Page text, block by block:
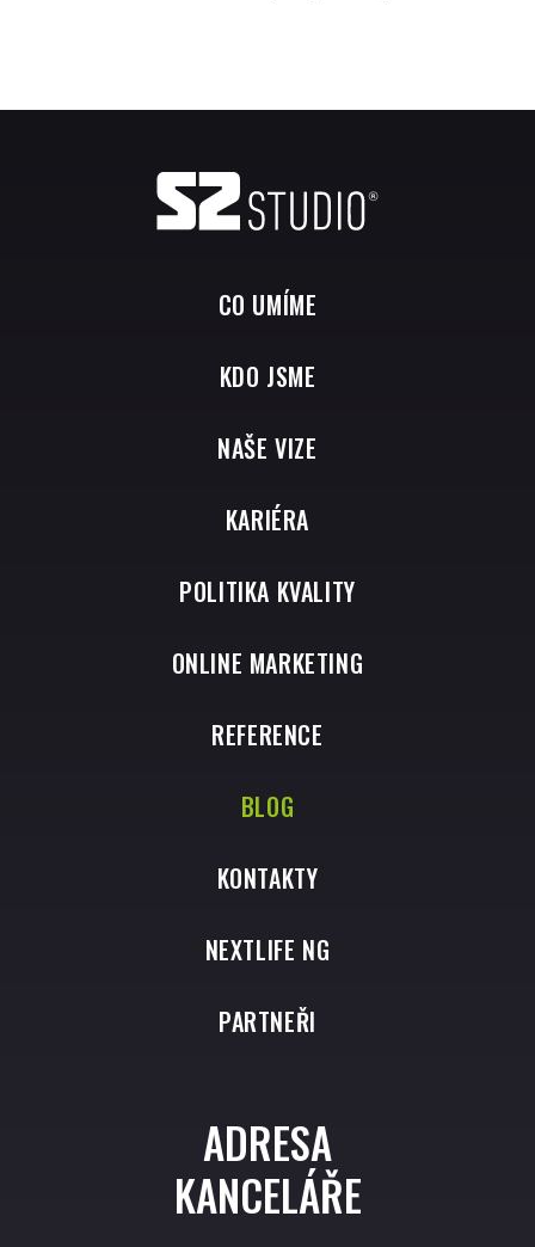
CO UMÍME
KDO JSME
NAŠE VIZE
KARIÉRA
POLITIKA KVALITY
ONLINE MARKETING
REFERENCE
BLOG
KONTAKTY
NEXTLIFE NG
PARTNEŘI
ADRESA
KANCELÁŘE